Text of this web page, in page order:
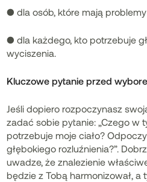
● dla osób, które mają
● dla każdego, kto potrzebuje
wyciszenia.
Kluczowe pytanie przed
Jeśli dopiero rozpoczynasz
zadać sobie pytanie: „Czego w
potrzebuje moje ciało?
głębokiego rozluźnienia?”.
uwadze, że znalezienie
będzie z Tobą harmonizował,